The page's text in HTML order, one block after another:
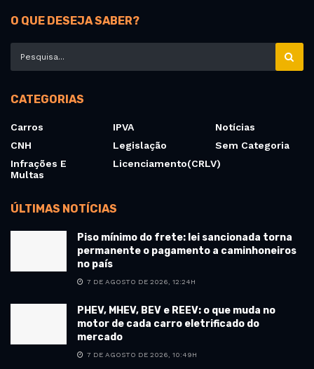
O QUE DESEJA SABER?
CATEGORIAS
Carros
CNH
Infrações E
Multas
IPVA
Legislação
Licenciamento(CRLV)
Notícias
Sem Categoria
ÚLTIMAS NOTÍCIAS
Piso mínimo do frete: lei sancionada torna
permanente o pagamento a caminhoneiros
no país
7 DE AGOSTO DE 2026, 12:24H
PHEV, MHEV, BEV e REEV: o que muda no
motor de cada carro eletrificado do
mercado
7 DE AGOSTO DE 2026, 10:49H